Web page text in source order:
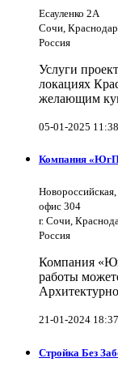
Есауленко 2А
Сочи,
Россия
Услуги
локациях
желающим
05-01-2025 11:38
Компания
офис 304
г. Сочи,
Россия
Компания
работы
21-01-2024 18:37
Стройка Без